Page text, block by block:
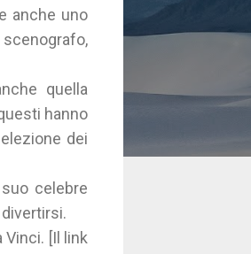
anche uno
quella
hanno
dei
celebre
[Il link